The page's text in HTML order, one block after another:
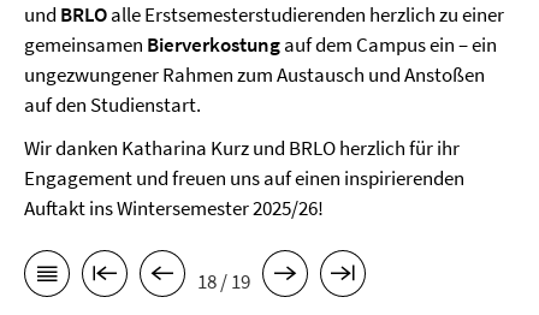
und BRLOalle Erstsemesterstudierenden herzlich zu einer
gemeinsamen Bierverkostungauf dem Campus ein – ein
ungezwungener Rahmen zum Austausch und Anstoßen
auf den Studienstart.
Wir danken Katharina Kurz und BRLO herzlich für ihr
Engagement und freuen uns auf einen inspirierenden
Auftakt ins Wintersemester 2025/26!
18 / 19